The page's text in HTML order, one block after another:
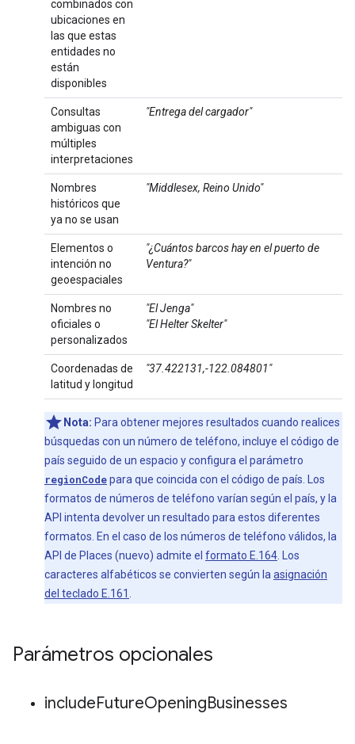
combinados con
ubicaciones en
las que estas
entidades no
están
disponibles
Consultas
ambiguas con
múltiples
interpretaciones
"Entrega del cargador"
Nombres
históricos que
ya no se usan
"Middlesex, Reino Unido"
Elementos o
intención no
geoespaciales
"¿Cuántos barcos hay en el puerto de
Ventura?"
Nombres no
oficiales o
personalizados
"El Jenga"
"El Helter Skelter"
Coordenadas de
latitud y longitud
"37.422131,-122.084801"
Nota: Para obtener mejores resultados cuando realices
búsquedas con un número de teléfono, incluye el código de
país seguido de un espacio y configura el parámetro
regionCodepara que coincida con el código de país. Los
formatos de números de teléfono varían según el país, y la
API intenta devolver un resultado para estos diferentes
formatos. En el caso de los números de teléfono válidos, la
API de Places (nuevo) admite el formato E.164 . Los
caracteres alfabéticos se convierten según la asignación
del teclado E.161
Parámetros opcionales
includeFutureOpeningBusinesses